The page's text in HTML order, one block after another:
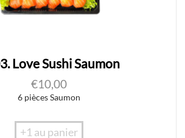
Love Sushi Saumon
€10,00
6 pièces Saumon
+1 au panier